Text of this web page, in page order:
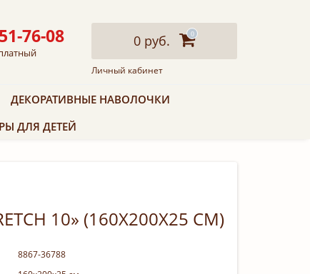
76-08 0 руб. 0
Личный кабинет
ДЕКОРАТИВНЫЕ НАВОЛОЧКИ
ДЛЯ ДЕТЕЙ
10» (160Х200Х25 СМ)
8867-36788